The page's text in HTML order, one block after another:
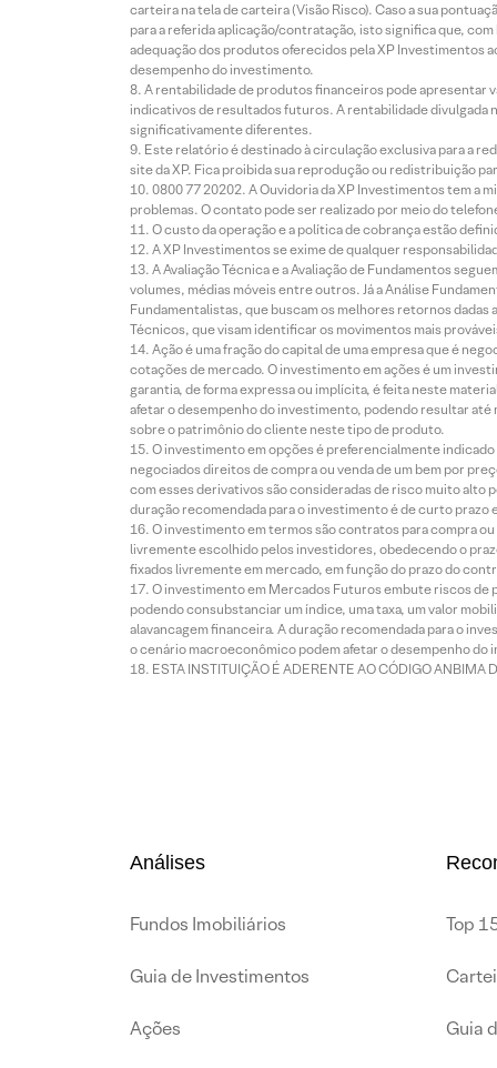
carteira na tela de carteira (Visão Risco). Caso a sua
para a referida aplicação/contratação, isto significa que,
adequação dos produtos oferecidos pela XP Investimentos
desempenho do investimento.
A rentabilidade de produtos financeiros pode apresentar
indicativos de resultados futuros. A rentabilidade divulgada
significativamente diferentes.
Este relatório é destinado à circulação exclusiva para a
site da XP. Fica proibida sua reprodução ou redistribuição
0800 77 20202. A Ouvidoria da XP Investimentos tem a
problemas. O contato pode ser realizado por meio do
O custo da operação e a política de cobrança estão
A XP Investimentos se exime de qualquer
A Avaliação Técnica e a Avaliação de Fundamentos
volumes, médias móveis entre outros. Já a Análise
Fundamentalistas, que buscam os melhores retornos
Técnicos, que visam identificar os movimentos mais
Ação é uma fração do capital de uma empresa que é
cotações de mercado. O investimento em ações é um
garantia, de forma expressa ou implícita, é feita neste
afetar o desempenho do investimento, podendo resultar
sobre o patrimônio do cliente neste tipo de produto.
O investimento em opções é preferencialmente
negociados direitos de compra ou venda de um bem por
com esses derivativos são consideradas de risco muito alto
duração recomendada para o investimento é de curto
O investimento em termos são contratos para compra
livremente escolhido pelos investidores, obedecendo o
fixados livremente em mercado, em função do prazo do
O investimento em Mercados Futuros embute riscos
podendo consubstanciar um índice, uma taxa, um valor
alavancagem financeira. A duração recomendada para o
o cenário macroeconômico podem afetar o desempenho do
ESTA INSTITUIÇÃO É ADERENTE AO CÓDIGO ANBIMA
Análises
Fundos Imobiliários
Guia de Investimentos
Ações
Top
Guia